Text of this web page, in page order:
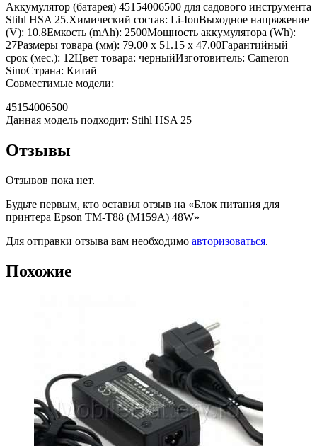
Аккумулятор (батарея) 45154006500 для садового инструмента
Stihl HSA 25.Химический состав: Li-IonВыходное напряжение
(V): 10.8Емкость (mAh): 2500Мощность аккумулятора (Wh):
27Размеры товара (мм): 79.00 x 51.15 x 47.00Гарантийный
срок (мес.): 12Цвет товара: черныйИзготовитель: Cameron
SinoСтрана: Китай
Совместимые модели:
45154006500
Данная модель подходит: Stihl HSA 25
Отзывы
Отзывов пока нет.
Будьте первым, кто оставил отзыв на «Блок питания для
принтера Epson TM-T88 (M159A) 48W»
Для отправки отзыва вам необходимо авторизоваться.
Похожие